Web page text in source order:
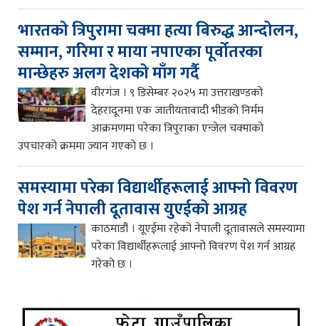
भारतको त्रिपुरामा चक्मा हत्या बिरुद्ध आन्दोलन,
सम्मान, गरिमा र माया नपाएका पूर्वोतरका
मान्छेहरु अलग देशको माँग गर्दै
वीरगंज । ९ डिसेम्बर २०२५ मा उत्तराखण्डको
देहरादूनमा एक जातीयतावादी भीडको निर्मम
आक्रमणमा परेका त्रिपुराका एन्जेल चक्माको
उपचारको क्रममा ज्यान गएको छ ।
समस्यामा परेका विद्यार्थीहरूलाई आफ्नो विवरण
पेश गर्न नेपाली दूतावास युएईको आग्रह
काठमाडौं । यूएईमा रहेको नेपाली दूतावासले समस्यामा
परेका विद्यार्थीहरूलाई आफ्नो विवरण पेश गर्न आग्रह
गरेको छ ।